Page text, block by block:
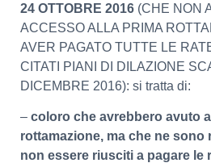
24 OTTOBRE 2016 (CHE NON
ACCESSO ALLA PRIMA
AVER PAGATO TUTTE LE
CITATI PIANI DI DILAZIONE
DICEMBRE 2016): si tratta di:
– coloro che avrebbero avuto
rottamazione, ma che ne sono
non essere riusciti a pagare le